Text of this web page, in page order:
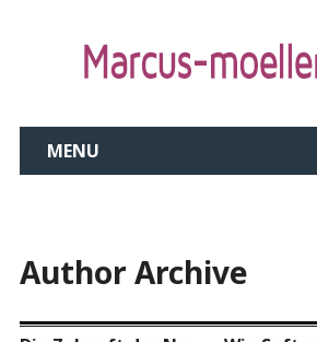
MENU
Author Archive